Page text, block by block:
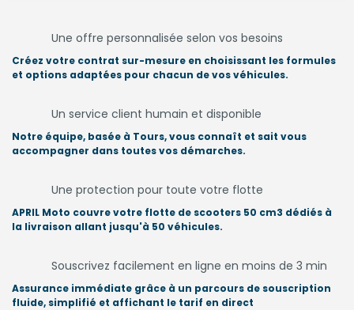
Une offre personnalisée selon vos besoins
Créez votre contrat sur-mesure en choisissant les formules
et options adaptées pour chacun de vos véhicules.
Un service client humain et disponible
Notre équipe, basée à Tours, vous connaît et sait vous
accompagner dans toutes vos démarches.
Une protection pour toute votre flotte
APRIL Moto couvre votre flotte de scooters 50 cm3 dédiés à
la livraison allant jusqu'à 50 véhicules.
Souscrivez facilement en ligne en moins de 3 min
Assurance immédiate grâce à un parcours de souscription
fluide, simplifié et affichant le tarif en direct